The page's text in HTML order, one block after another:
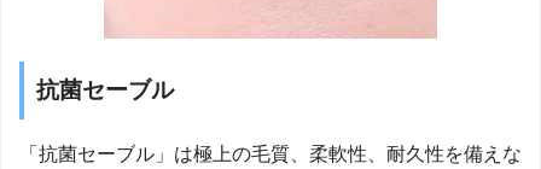
抗菌セーブル
「抗菌セーブル」は極上の毛質、柔軟性、耐久性を備えな